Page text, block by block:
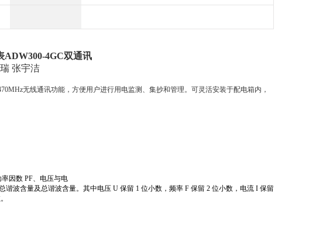
ADW300-4GC双通讯
张宇洁
无线通讯功能，方便用户进行用电监测、集抄和管理。可灵活安装于配电箱内，
因数 PF、电压与电
波含量及总谐波含量。 其中电压 U 保留 1 位小数，频率 F 保留 2 位小数，电流 I 保留